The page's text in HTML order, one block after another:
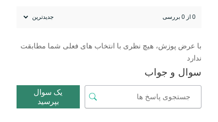
0 از 0 بررسی
با عرض پوزش، هیچ نظری با انتخاب های فعلی شما مطابقت
ندارد
سوال و جواب
یک سوال
بپرسید